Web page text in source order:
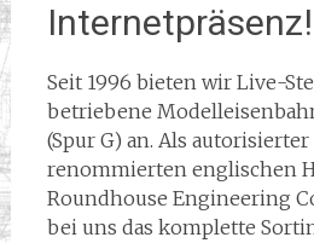
Internetpräsenz!
Seit 1996 bieten wir Live-
betriebene
(Spur G) an. Als
renommierten englischen
Roundhouse Engineering
bei uns das komplette